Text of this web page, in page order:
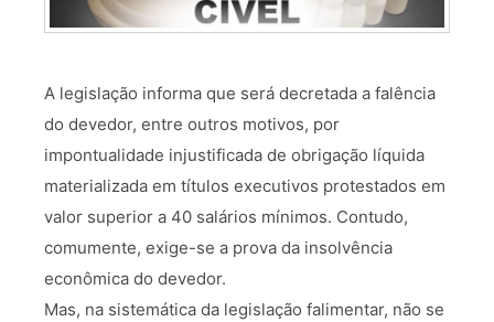
A legislação informa que será decretada a falência
do devedor, entre outros motivos, por
impontualidade injustificada de obrigação líquida
materializada em títulos executivos protestados em
valor superior a 40 salários mínimos. Contudo,
comumente, exige-se a prova da insolvência
econômica do devedor.
Mas, na sistemática da legislação falimentar, não se